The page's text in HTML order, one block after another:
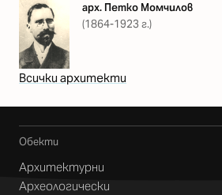
арх. Петко Момчилов
(1864-1923 г.)
Всички архитекти
Обекти
Архитектурни
Археологически